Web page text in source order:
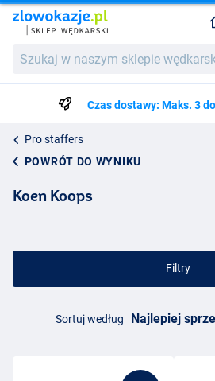
w
wędkarskim...Czas dostawy: Maks. 3
Pro staffers
POWRÓT DO WYNIKU
Koen Koops
Filtry
Sortuj według